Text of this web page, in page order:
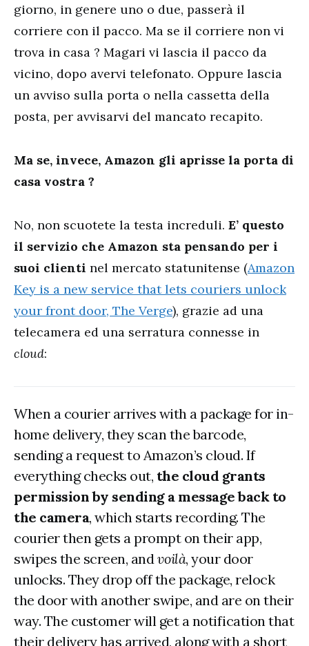
giorno, in genere uno o due, passerà il
corriere con il pacco. Ma se il corriere non vi
trova in casa ? Magari vi lascia il pacco da
vicino, dopo avervi telefonato. Oppure lascia
un avviso sulla porta o nella cassetta della
posta, per avvisarvi del mancato recapito.
Ma se, invece, Amazon gli aprisse la porta di
casa vostra ?
No, non scuotete la testa increduli. E’ questo
il servizio che Amazon sta pensando per i
suoi clienti nel mercato statunitense (Amazon
Key is a new service that lets couriers unlock
your front door, The Verge), grazie ad una
telecamera ed una serratura connesse in
cloud:
When a courier arrives with a package for in-
home delivery, they scan the barcode,
sending a request to Amazon’s cloud. If
everything checks out, the cloud grants
permission by sending a message back to
the camera, which starts recording. The
courier then gets a prompt on their app,
swipes the screen, andvoilà, your door
unlocks. They drop off the package, relock
the door with another swipe, and are on their
way. The customer will get a notification that
their delivery has arrived, along with a short